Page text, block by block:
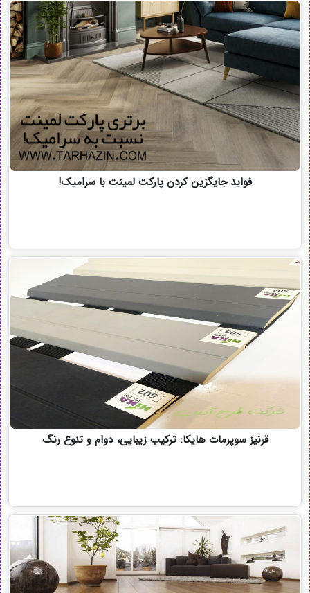
فواید جایگزین کردن پارکت لمینت با سرامیک!
قرنیز سوپرمات هایکا: ترکیب زیبایی، دوام و تنوع رنگ